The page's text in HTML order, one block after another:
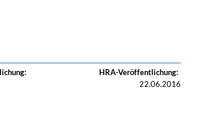
HRA-Veröffentlichung:
22.06.2016